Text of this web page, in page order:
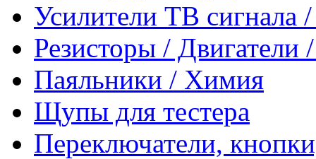
Усилители ТВ сигнала
Резисторы /
Паяльники / Химия
Щупы для тестера
Переключатели,